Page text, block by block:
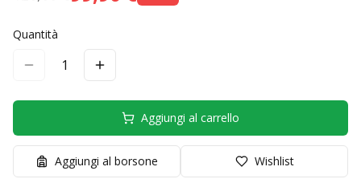
Quantità
1
Aggiungi al carrello
Aggiungi al borsone Wishlist